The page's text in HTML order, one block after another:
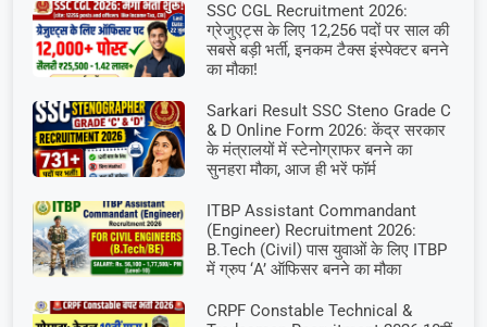
SSC CGL Recruitment 2026:
ग्रेजुएट्स के लिए 12,256 पदों पर साल की
सबसे बड़ी भर्ती, इनकम टैक्स इंस्पेक्टर बनने
का मौका!
Sarkari Result SSC Steno Grade C
& D Online Form 2026: केंद्र सरकार
के मंत्रालयों में स्टेनोग्राफर बनने का
सुनहरा मौका, आज ही भरें फॉर्म
ITBP Assistant Commandant
(Engineer) Recruitment 2026:
B.Tech (Civil) पास युवाओं के लिए ITBP
में ग्रुप ‘A’ ऑफिसर बनने का मौका
CRPF Constable Technical &